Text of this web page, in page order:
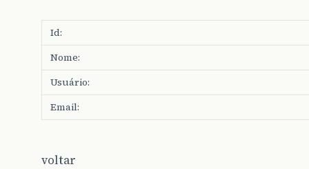
Id:
Nome:
Usuário:
Email:
voltar